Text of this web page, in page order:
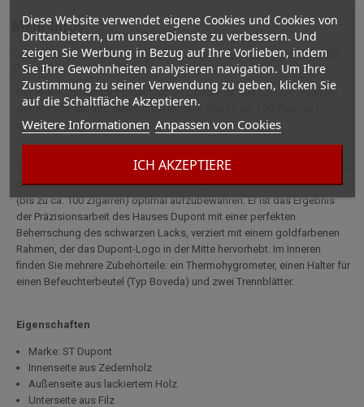
Diese Website verwendet eigene Cookies und Cookies von
Drittanbietern, um unsereDienste zu verbessern. Und
zeigen Sie Werbung in Bezug auf Ihre Vorlieben, indem
Sie Ihre Gewohnheiten analysieren navigation. Um Ihre
Zustimmung zu seiner Verwendung zu geben, klicken Sie
auf die Schaltfläche Akzeptieren.
Weitere Informationen Anpassen von Cookies
ICH AKZEPTIERE
Mehr Infos
Vollständige Beschreibung für Humidor Premium Cigar Club ST
Dupont
Der Premium-Humidor Cigar Club ST Dupont ist das richtige Zigarren-
Accessoire, um Ihre zahlreichen Module (bis zu ca. 100 Zigarren)
optimal zu lagern.
Schlicht, stilvoll, diskret: Der Premium-Humidor Cigar Club ST Dupont ist
das richtige Zigarren-Accessoire für Sie, um Ihre zahlreichen Module
(bis zu ca. 100 Zigarren) optimal aufzubewahren. Er ist das Ergebnis
der Präzisionsarbeit des Hauses Dupont mit einer perfekten
Beherrschung des schwarzen Lacks, verziert mit einem goldfarbenen
Rahmen, der das Dupont-Logo in der Mitte hervorhebt. Im Inneren
finden Sie mehrere Zubehörteile: ein Thermohygrometer, einen Halter für
einen Befeuchterbeutel (Typ Boveda) und zwei Trennblätter.
Eigenschaften
Marke: ST Dupont
Innenseite aus Zedernholz
Außenseite aus lackiertem Holz
Unterseite aus Filz